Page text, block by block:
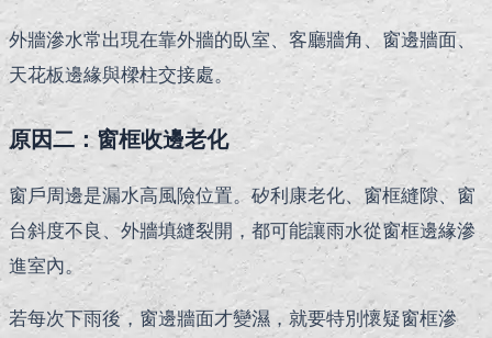
外牆滲水常出現在靠外牆的臥室、客廳牆角、窗邊牆面、
天花板邊緣與樑柱交接處。
原因二：窗框收邊老化
窗戶周邊是漏水高風險位置。矽利康老化、窗框縫隙、窗
台斜度不良、外牆填縫裂開，都可能讓雨水從窗框邊緣滲
進室內。
若每次下雨後，窗邊牆面才變濕，就要特別懷疑窗框滲